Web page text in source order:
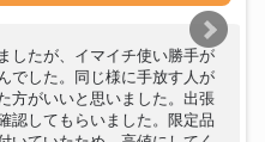
したが、イマイチ使い勝手が
でした。同じ様に手放す人が
方がいいと思いました。出張
認してもらいました。限定品